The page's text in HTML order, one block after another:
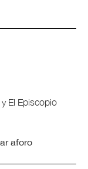
El Episcopio
aforo